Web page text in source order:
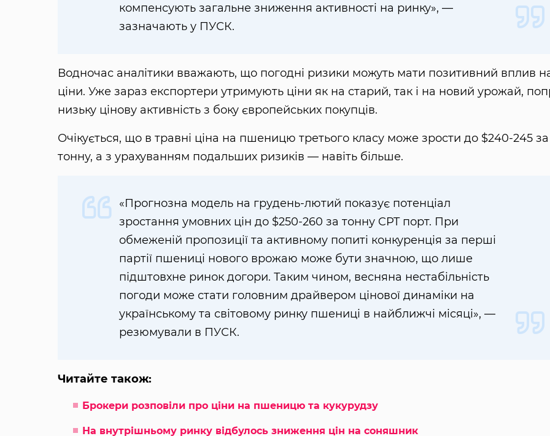
компенсують загальне зниження активності на ринку», —
зазначають у ПУСК.
Водночас аналітики вважають, що погодні ризики можуть мати позитивний вплив
ціни. Уже зараз експортери утримують ціни як на старий, так і на новий урожай,
низьку цінову активність з боку європейських покупців.
Очікується, що в травні ціна на пшеницю третього класу може зрости до $240-245 за
тонну, а з урахуванням подальших ризиків — навіть більше.
«Прогнозна модель на грудень-лютий показує потенціал
зростання умовних цін до $250-260 за тонну CPT порт. При
обмеженій пропозиції та активному попиті конкуренція за перші
партії пшениці нового врожаю може бути значною, що лише
підштовхне ринок догори. Таким чином, весняна нестабільність
погоди може стати головним драйвером цінової динаміки на
українському та світовому ринку пшениці в найближчі місяці», —
резюмували в ПУСК.
Читайте також:
Брокери розповіли про ціни на пшеницю та кукурудзу
На внутрішньому ринку відбулось зниження цін на соняшник